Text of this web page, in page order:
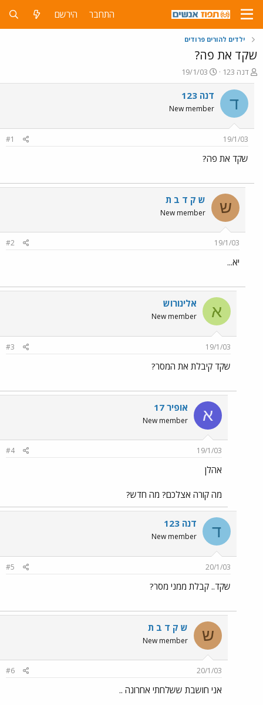
התחבר הירשם
ילדים להורים פרודים
שקד את פה?
פ
ו
ת
ח
ה
ש
א
דנה 123
פ
ו
ר
ם
ר
19/1/03
ד דנה 123
New member
19/1/03
#1
שקד את פה?
ש ש ק ד ב ת
New member
19/1/03
#2
יא...
א אלינורוש
New member
19/1/03
#3
שקד קיבלת את המסר?
א אופיר 17
New member
19/1/03
#4
אהלן
מה קורה אצלכם? מה חדש?
ד דנה 123
New member
20/1/03
#5
שקד.. קבלת ממני מסר?
ש ש ק ד ב ת
New member
20/1/03
#6
אני חושבת ששלחתי אחרונה ..